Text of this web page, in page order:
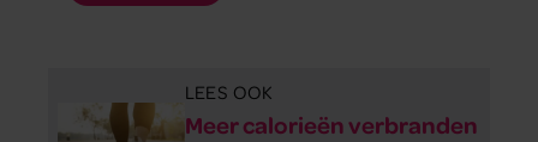
LEES OOK
Meer calorieën verbranden